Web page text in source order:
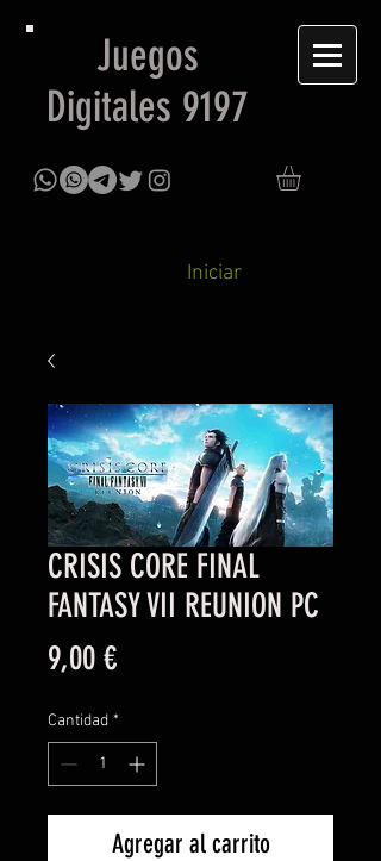
Juegos
Digitales 9197
Iniciar
CRISIS CORE FINAL
FANTASY VII REUNION PC
9,00 €Precio
Cantidad *
Agregar al carrito